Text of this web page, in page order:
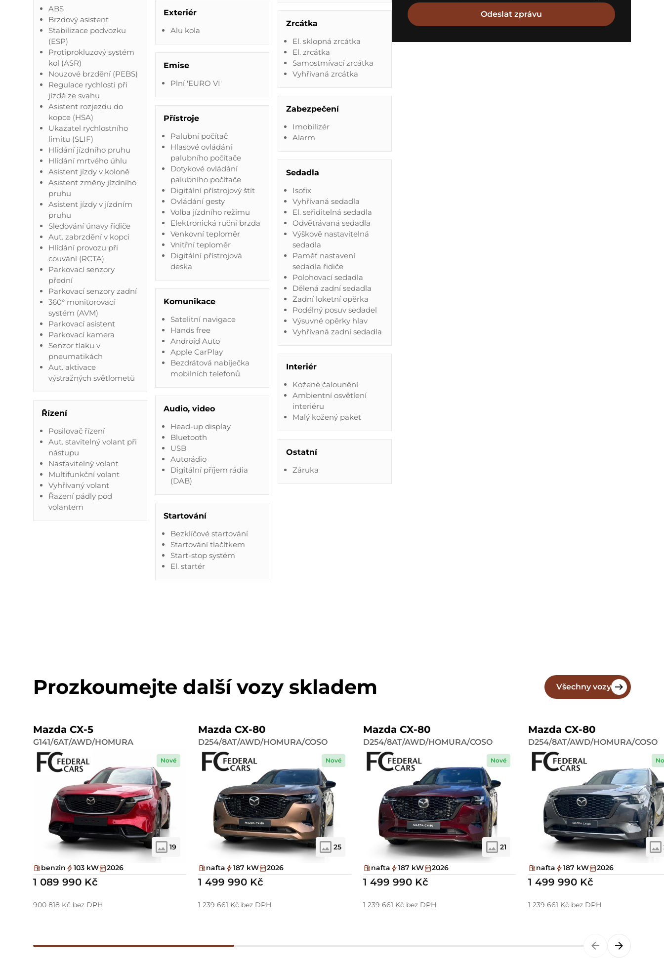
ABS
Brzdový asistent
Stabilizace podvozku
(ESP)
Protiprokluzový systém
kol (ASR)
Nouzové brzdění (PEBS)
Regulace rychlosti při
jízdě ze svahu
Asistent rozjezdu do
kopce (HSA)
Ukazatel rychlostního
limitu (SLIF)
Hlídání jízdního pruhu
Hlídání mrtvého úhlu
Asistent jízdy v koloně
Asistent změny jízdního
pruhu
Asistent jízdy v jízdním
pruhu
Sledování únavy řidiče
Aut. zabrzdění v kopci
Hlídání provozu při
couvání (RCTA)
Parkovací senzory
přední
Parkovací senzory zadní
360° monitorovací
systém (AVM)
Parkovací asistent
Parkovací kamera
Senzor tlaku v
pneumatikách
Aut. aktivace
výstražných světlometů
Řízení
Posilovač řízení
Aut. stavitelný volant při
nástupu
Nastavitelný volant
Multifunkční volant
Vyhřívaný volant
Řazení pádly pod
volantem
Exteriér
Alu kola
Emise
Plní 'EURO VI'
Přístroje
Palubní počítač
Hlasové ovládání
palubního počítače
Dotykové ovládání
palubního počítače
Digitální přístrojový štít
Ovládání gesty
Volba jízdního režimu
Elektronická ruční brzda
Venkovní teploměr
Vnitřní teploměr
Digitální přístrojová
deska
Komunikace
Satelitní navigace
Hands free
Android Auto
Apple CarPlay
Bezdrátová nabíječka
mobilních telefonů
Audio, video
Head-up display
Bluetooth
USB
Autorádio
Digitální příjem rádia
(DAB)
Startování
Bezklíčové startování
Startování tlačítkem
Start-stop systém
El. startér
Zrcátka
El. sklopná zrcátka
El. zrcátka
Samostmívací zrcátka
Vyhřívaná zrcátka
Zabezpečení
Imobilizér
Alarm
Sedadla
Isofix
Vyhřívaná sedadla
El. seřiditelná sedadla
Odvětrávaná sedadla
Výškově nastavitelná
sedadla
Paměť nastavení
sedadla řidiče
Polohovací sedadla
Dělená zadní sedadla
Zadní loketní opěrka
Podélný posuv sedadel
Výsuvné opěrky hlav
Vyhřívaná zadní sedadla
Interiér
Kožené čalounění
Ambientní osvětlení
interiéru
Malý kožený paket
Ostatní
Záruka
Prozkoumejte další vozy skladem Všechny vozy
Mazda CX-5
G141/6AT/AWD/HOMURA
19
Nové
benzin 103 kW 2026
1 089 990 Kč
900 818 Kč bez DPH
Mazda CX-80
D254/8AT/AWD/HOMURA/COSO
25
Nové
nafta 187 kW 2026
1 499 990 Kč
1 239 661 Kč bez DPH
Mazda CX-80
D254/8AT/AWD/HOMURA/COSO
21
Nové
nafta 187 kW 2026
1 499 990 Kč
1 239 661 Kč bez DPH
Mazda CX-80
D254/8AT/AWD/HOMURA/COSO
nafta 187 kW 2026
1 499 990 Kč
1 239 661 Kč bez DPH